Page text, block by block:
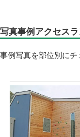
写真事例アクセス
事例写真を部位別にチ